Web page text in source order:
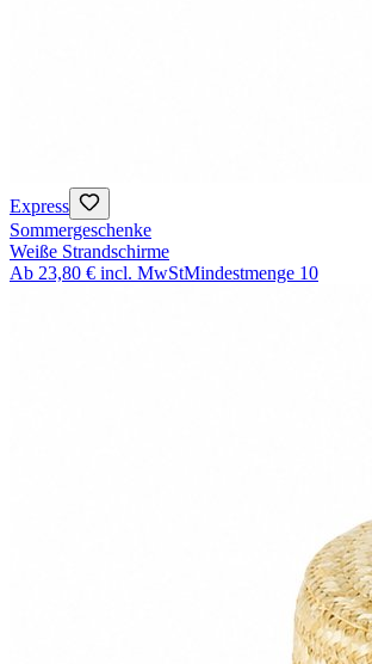
Express
Sommergeschenke
Weiße Strandschirme
Ab 23,80 € incl. MwStMindestmenge 10